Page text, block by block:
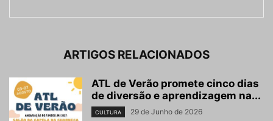
ARTIGOS RELACIONADOS
ATL de Verão promete cinco dias
de diversão e aprendizagem na...
CULTURA 29 de Junho de 2026